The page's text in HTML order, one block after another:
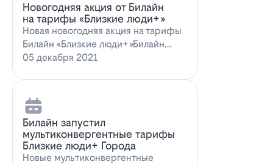
Новогодняя акция от Билайн
на тарифы «Близкие люди+»
Новая новогодняя акция на тарифы
Билайн «Близкие люди+»Билайн
предлагает новогоднее пред…
05 декабря 2021
Билайн запустил
мультиконвергентные тарифы
Близкие люди+ Города
Новые мультиконвергентные